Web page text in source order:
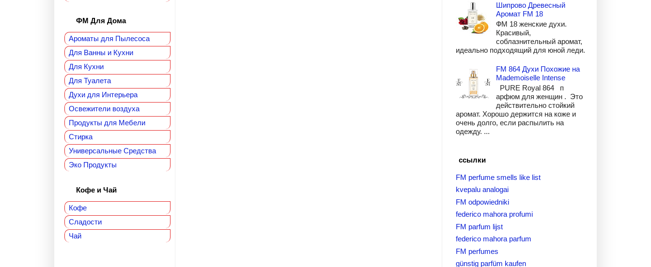
ФМ Для Дома‎
Ароматы для Пылесоса
Для Ванны и Кухни
Для Кухни
Для Туалета
Духи для Интерьера
Освежители воздуха
Продукты для Мебели
Стирка
Универсальные Средства
Эко Продукты
Кофе и Чай
Кофе
Сладости
Чай
Шипрово Древесный
Аромат FM 18
ФМ 18 женские духи.
Красивый,
соблазнительный аромат,
идеально подходящий для юной леди.
FM 864 Духи Похожие на
Mademoiselle Intense
PURE Royal 864 п
арфюм для женщин . Это
действительно стойкий
аромат. Хорошо держится на коже и
очень долго, если распылить на
одежду. ...
ссылки
FM perfume smells like list
kvepalu analogai
FM odpowiedniki
federico mahora profumi
FM parfum lijst
federico mahora parfum
FM perfumes
günstig parfüm kaufen